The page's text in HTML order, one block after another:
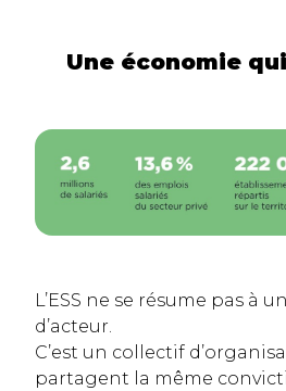
Une économie
L’ESS ne se résume pas à
d’acteur.
C’est un collectif
partagent la même